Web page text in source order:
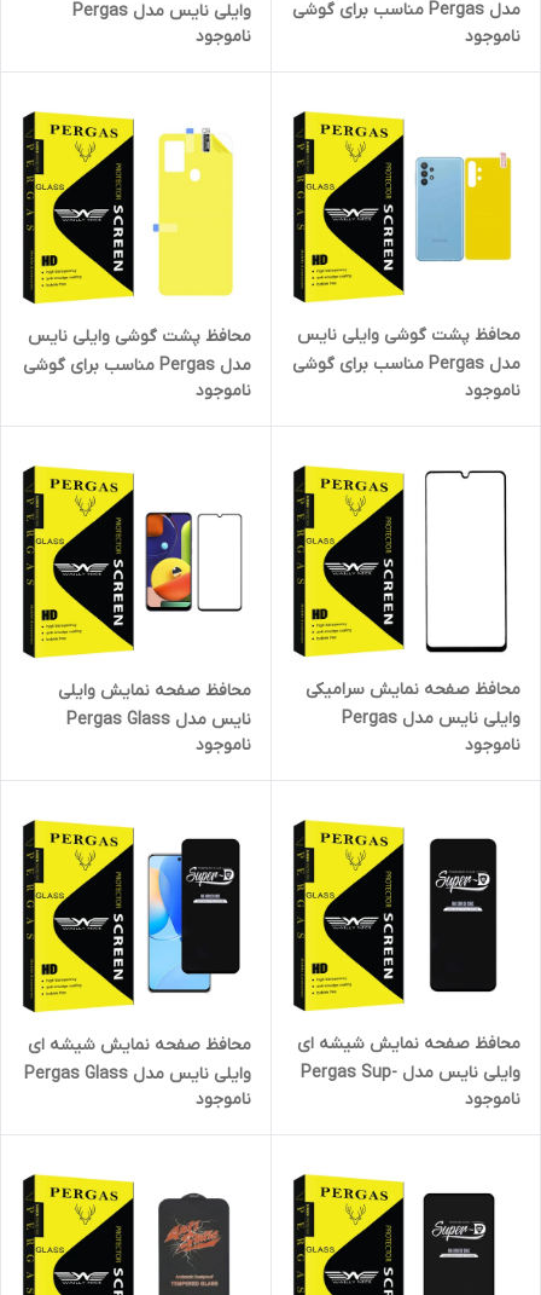
مدل Pergas مناسب برای گوشی
4G
ناموجود
وایلی نایس مدل Pergas
مناسب برای گوشی موبایل
شیائومی Poco C65
ناموجود
محافظ پشت گوشی وایلی نایس
مدل Pergas مناسب برای گوشی
4G
ناموجود
محافظ پشت گوشی وایلی نایس
مدل Pergas مناسب برای گوشی
موبایل سامسونگ Galaxy A21s
ناموجود
محافظ صفحه نمایش سرامیکی
وایلی نایس مدل Pergas
مناسب برای گوشی موبایل
شیائومی Redmi A2 Plus
ناموجود
محافظ صفحه نمایش وایلی
نایس مدل Pergas Glass
مناسب برای گوشی موبایل
سامسونگ Galaxy A50s
ناموجود
محافظ صفحه نمایش شیشه ای
وایلی نایس مدل Pergas Sup-
D مناسب برای گوشی موبایل
سامسونگ Galaxy S10 Lite
ناموجود
محافظ صفحه نمایش شیشه ای
وایلی نایس مدل Pergas Glass
موبایل هوآوی Nova 9 SE
ناموجود